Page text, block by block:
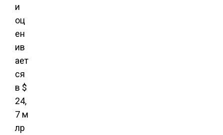
и
оц
ен
ив
ает
ся
в $
24,
7 м
лр